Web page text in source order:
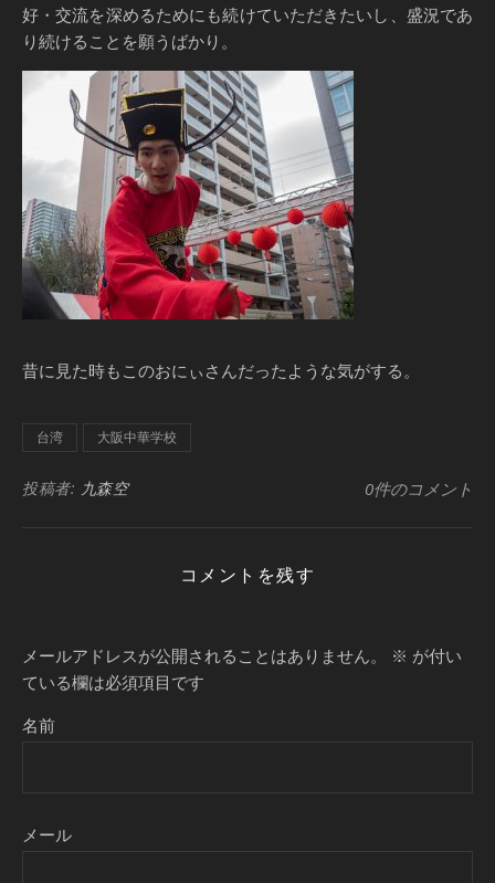
好・交流を深めるためにも続けていただきたいし、盛況であ
り続けることを願うばかり。
昔に見た時もこのおにぃさんだったような気がする。
台湾 大阪中華学校
投稿者: 九森空 0件のコメント
コメントを残す
メールアドレスが公開されることはありません。 ※ が付い
ている欄は必須項目です
名前
メール